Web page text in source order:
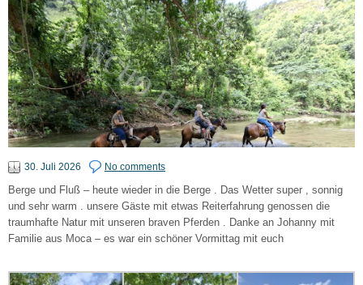
30. Juli 2026 No comments
Berge und Fluß – heute wieder in die Berge . Das Wetter super , sonnig
und sehr warm . unsere Gäste mit etwas Reiterfahrung genossen die
traumhafte Natur mit unseren braven Pferden . Danke an Johanny mit
Familie aus Moca – es war ein schöner Vormittag mit euch